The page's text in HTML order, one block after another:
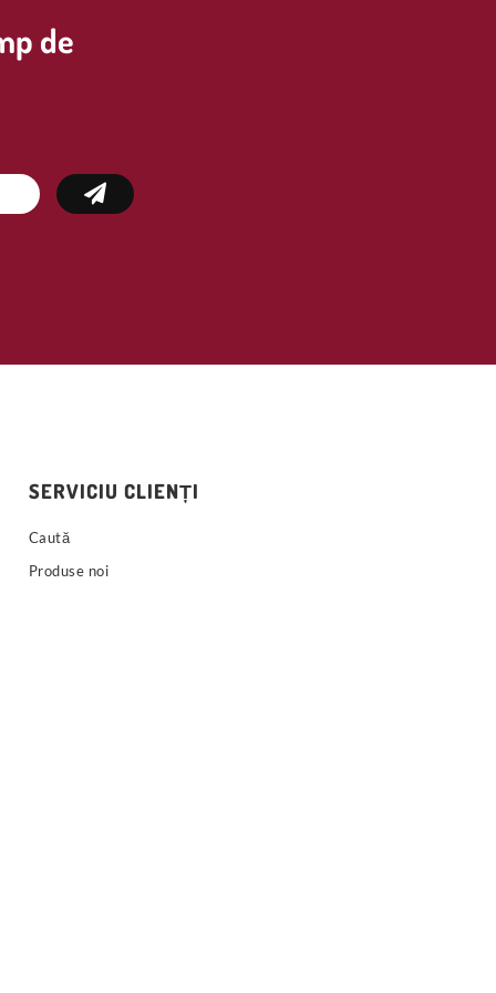
de
SERVICIU CLIENȚI
Caută
Produse noi